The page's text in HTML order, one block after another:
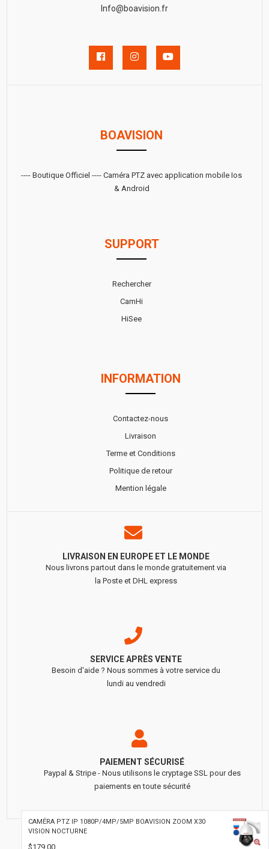
Info@boavision.fr
Facebook Instagram
BOAVISION
---- Boutique Officiel ---- Caméra PTZ avec application mobile Ios
& Android
SUPPORT
Rechercher
CamHi
HiSee
INFORMATION
Contactez-nous
Livraison
Terme et Conditions
Politique de retour
Mention légale
LIVRAISON EN EUROPE ET LE MONDE
Nous livrons partout dans le monde gratuitement via
la Poste et DHL express
SERVICE APRÈS VENTE
Besoin d'aide ? Nous sommes à votre service du
lundi au vendredi
PAIEMENT SÉCURISÉ
Paypal & Stripe - Nous utilisons le cryptage SSL pour des
paiements en toute sécurité
CAMÉRA PTZ IP 1080P/4MP/5MP BOAVISION ZOOM X30
VISION NOCTURNE
$179.00